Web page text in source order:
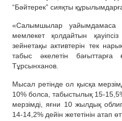
“Бәйтерек” сияқты
«Салымшылар
мемлекет қолдайтын
зейнетақы активтерін тек
табыс әкелетін
Тұрсынханов.
Мысал ретінде ол қысқа
10% болса, табыстылық 15-
мерзімді, яғни 10 жылдық
14-14,2% дейін жететінін атап